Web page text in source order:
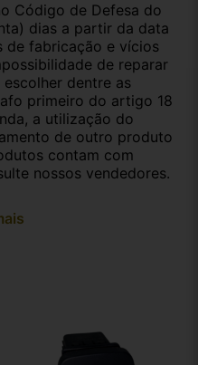
Código de Defesa do
dias a partir da data
de fabricação e vícios
de reparar
dentre as
primeiro do artigo 18
a utilização do
de outro produto
contam com
nossos vendedores.